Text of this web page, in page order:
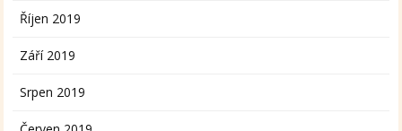
Říjen 2019
Září 2019
Srpen 2019